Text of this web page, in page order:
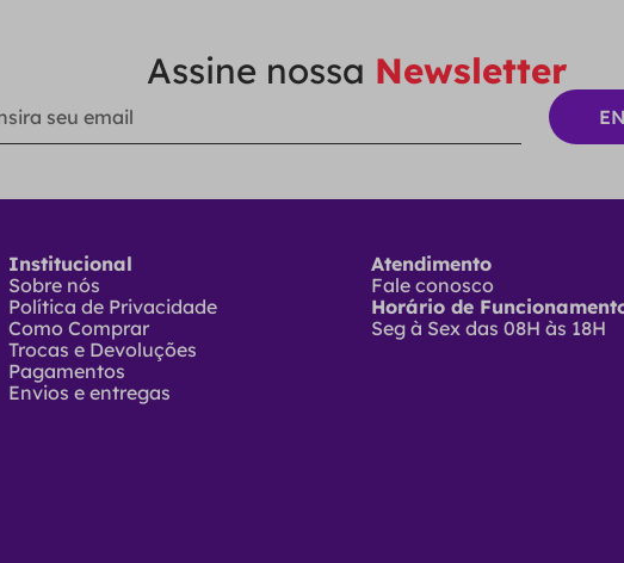
Assine nossa Newsletter
Institucional
Sobre nós
Política de Privacidade
Como Comprar
Trocas e Devoluções
Pagamentos
Envios e entregas
Atendimento
Fale conosco
Horário de
Seg à Sex das 08H às 18H